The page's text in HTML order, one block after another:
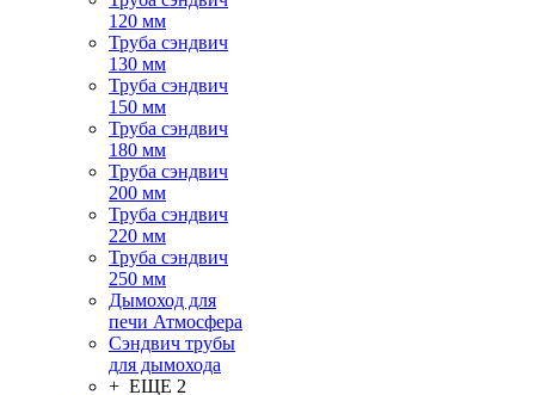
120 мм
Труба сэндвич
130 мм
Труба сэндвич
150 мм
Труба сэндвич
180 мм
Труба сэндвич
200 мм
Труба сэндвич
220 мм
Труба сэндвич
250 мм
Дымоход для
печи Атмосфера
Сэндвич трубы
для дымохода
+ ЕЩЕ 2